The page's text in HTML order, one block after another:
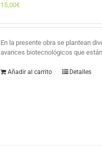
15,00€
En la presente obra se plantean
avances biotecnológicos que
Añadir al carrito Detalles